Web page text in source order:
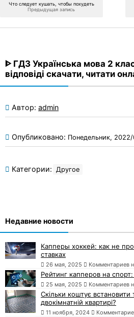
Что следует кушать, чтобы похудеть
Предыдущая запись
ᐈ ГДЗ Українська мова 2
відповіді скачати, читати
Автор: admin
Опубликовано: Понедельник,
Категории: Другое
Недавние новости
Капперы хоккей: как не
ставках
26 мая, 2025 Комментариев
Рейтинг капперов на спорт:
25 мая, 2025 Комментариев
Скільки коштує встановити
двокімнатній квартирі?
11 ноября, 2024